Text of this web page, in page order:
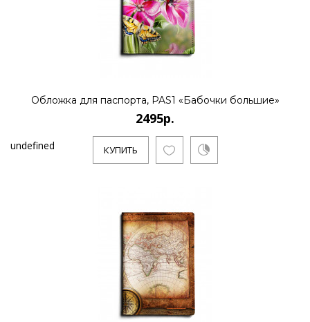
Обложка для паспорта, PAS1 «Бабочки большие»
2495р.
КУПИТЬ
undefined